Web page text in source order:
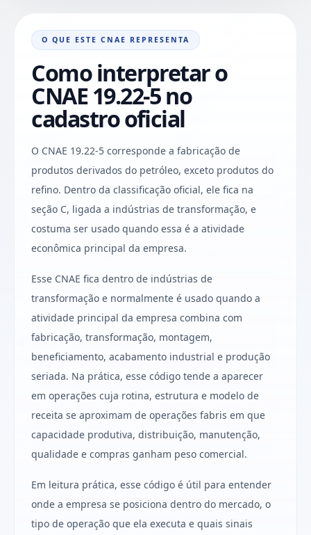
O QUE ESTE CNAE REPRESENTA
Como interpretar o
CNAE 19.22-5 no
cadastro oficial
O CNAE 19.22-5 corresponde a fabricação de
produtos derivados do petróleo, exceto produtos do
refino. Dentro da classificação oficial, ele fica na
seção C, ligada a indústrias de transformação, e
costuma ser usado quando essa é a atividade
econômica principal da empresa.
Esse CNAE fica dentro de indústrias de
transformação e normalmente é usado quando a
atividade principal da empresa combina com
fabricação, transformação, montagem,
beneficiamento, acabamento industrial e produção
seriada. Na prática, esse código tende a aparecer
em operações cuja rotina, estrutura e modelo de
receita se aproximam de operações fabris em que
capacidade produtiva, distribuição, manutenção,
qualidade e compras ganham peso comercial.
Em leitura prática, esse código é útil para entender
onde a empresa se posiciona dentro do mercado, o
tipo de operação que ela executa e quais sinais